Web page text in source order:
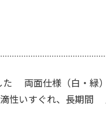
た 両面仕様（白・緑
いすぐれ、長期間